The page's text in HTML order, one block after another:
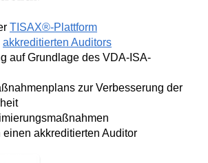
TISAX®-Plattform
akkreditierten Auditors
auf Grundlage des VDA-ISA-
zur Verbesserung der
akkreditierten Auditor